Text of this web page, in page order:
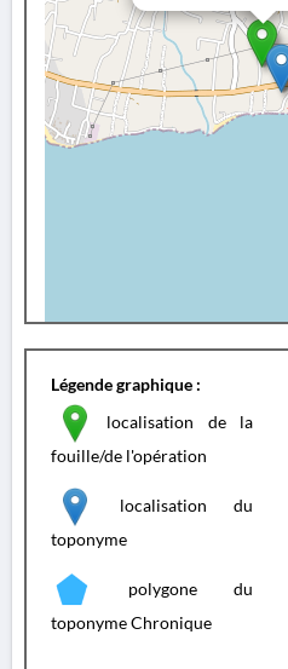
Légende graphique :
localisation de la
fouille/de l'opération
localisation du
toponyme
polygone du
toponyme Chronique